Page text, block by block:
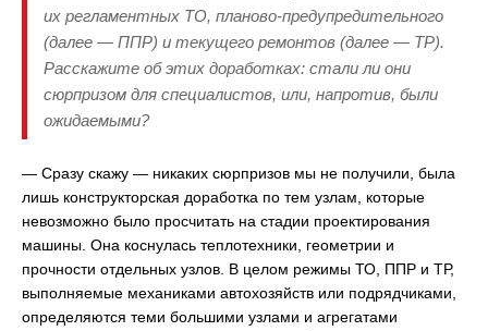
их регламентных ТО, планово-предупредительного
(далее — ППР) и текущего ремонтов (далее — ТР).
Расскажите об этих доработках: стали ли они
сюрпризом для специалистов, или, напротив, были
ожидаемыми?
— Сразу скажу — никаких сюрпризов мы не получили, была
лишь конструкторская доработка по тем узлам, которые
невозможно было просчитать на стадии проектирования
машины. Она коснулась теплотехники, геометрии и
прочности отдельных узлов. В целом режимы ТО, ППР и ТР,
выполняемые механиками автохозяйств или подрядчиками,
определяются теми большими узлами и агрегатами